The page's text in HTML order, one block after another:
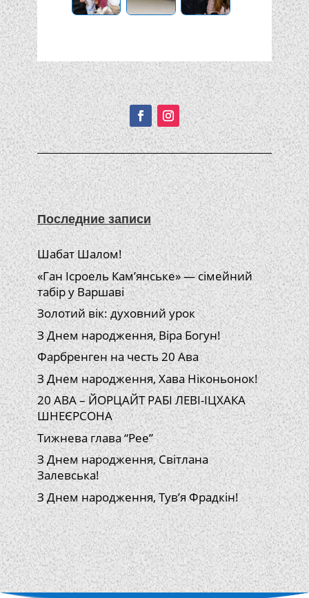
Подписывайтесь!
Последние записи
Шабат Шалом!
«Ган Ісроель Кам’янське» — сімейний
табір у Варшаві
Золотий вік: духовний урок
З Днем народження, Віра Богун!
Фарбренген на честь 20 Ава
З Днем народження, Хава Ніконьонок!
20 АВА – ЙОРЦАЙТ РАБІ ЛЕВІ-ІЦХАКА
ШНЕЄРСОНА
Тижнева глава “Рее”
З Днем народження, Світлана
Залевська!
З Днем народження, Тув’я Фрадкін!